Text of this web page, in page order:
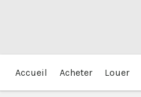
Accueil Acheter Louer